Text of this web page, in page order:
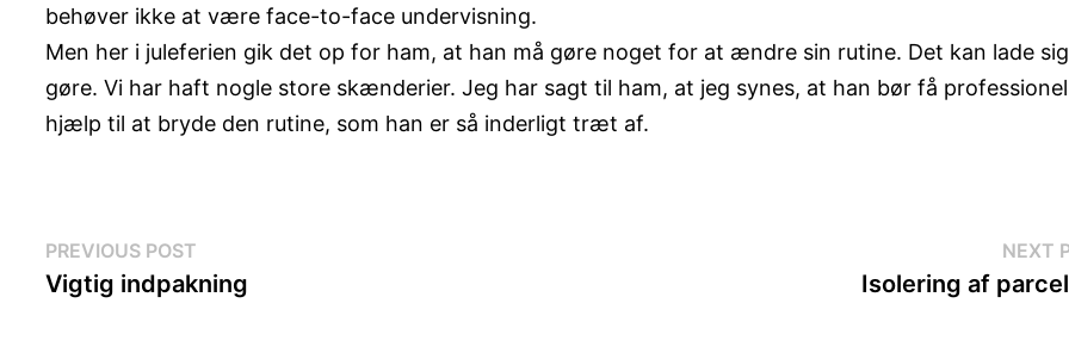
behøver ikke at være face-to-face undervisning.
Men her i juleferien gik det op for ham, at han må gøre noget for at ændre sin rutine. Det kan lade sig
gøre. Vi har haft nogle store skænderier. Jeg har sagt til ham, at jeg synes, at han bør få professionel
hjælp til at bryde den rutine, som han er så inderligt træt af.
Indlægsnavigation
PREVIOUS POST
post:
Vigtig indpakning
NEXT
Isolering af